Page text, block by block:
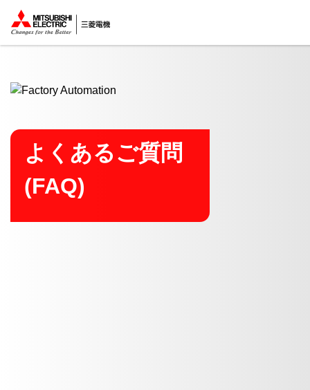
ここから本文
よくあるご質問
(FAQ)